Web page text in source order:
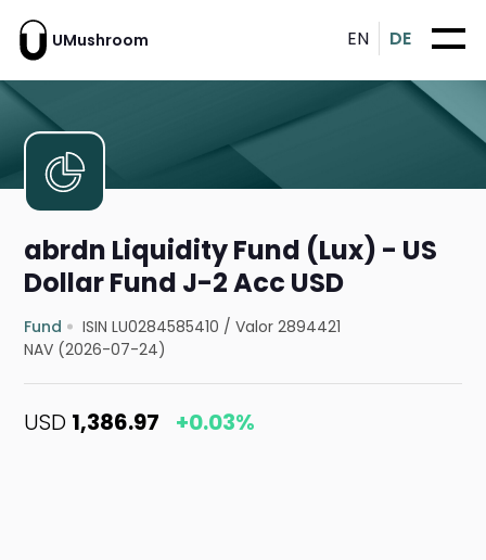
UMushroom EN DE
abrdn Liquidity Fund (Lux) - US
Dollar Fund J-2 Acc USD
Fund ISIN LU0284585410 /Valor 2894421
NAV (2026-07-24)
USD 1,386.97 +0.03%